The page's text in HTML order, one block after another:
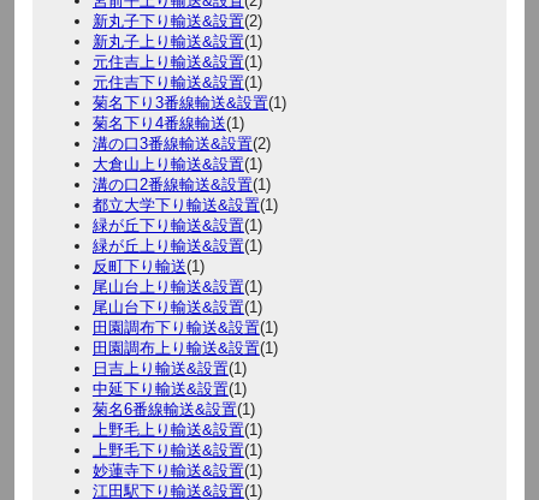
新丸子下り輸送&設置(2)
新丸子上り輸送&設置(1)
元住吉上り輸送&設置(1)
元住吉下り輸送&設置(1)
菊名下り3番線輸送&設置(1)
菊名下り4番線輸送(1)
溝の口3番線輸送&設置(2)
大倉山上り輸送&設置(1)
溝の口2番線輸送&設置(1)
都立大学下り輸送&設置(1)
緑が丘下り輸送&設置(1)
緑が丘上り輸送&設置(1)
反町下り輸送(1)
尾山台上り輸送&設置(1)
尾山台下り輸送&設置(1)
田園調布下り輸送&設置(1)
田園調布上り輸送&設置(1)
日吉上り輸送&設置(1)
中延下り輸送&設置(1)
菊名6番線輸送&設置(1)
上野毛上り輸送&設置(1)
上野毛下り輸送&設置(1)
妙蓮寺下り輸送&設置(1)
江田駅下り輸送&設置(1)